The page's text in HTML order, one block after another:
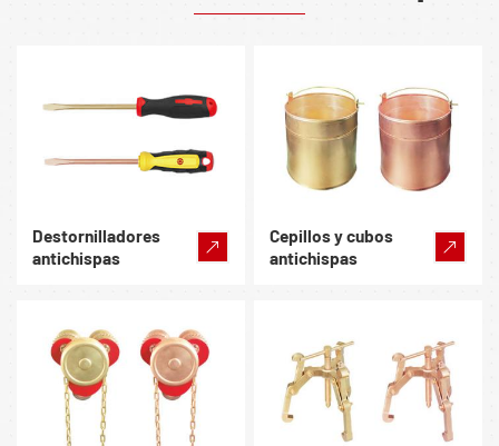
Destornilladores
antichispas
Cepillos y cubos
antichispas